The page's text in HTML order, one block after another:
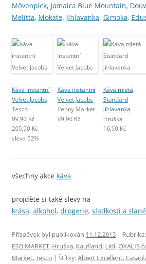
Mövenpick, Jamaica Blue Mountain,
Melitta, Mokate, Jihlavanka, Gimoka,
Káva instantní
Velvet Jacobs
Tesco
99,90 Kč
209,90 Kč
sleva 52%
Káva instantní
Velvet Jacobs
Penny Market
99,90 Kč
Káva mletá
Standard
Jihlavanka
Hruška
16,90 Kč
všechny akce káva
projděte si také slevy na
krása, alkohol, drogerie, sladkosti a
Příspěvek byl publikován 11.12.2015 | Rubrika:
ESO MARKET, Hruška, Kaufland, Lidl,OXALIS
Market,Tesco | Štítky:Albert Excellent,